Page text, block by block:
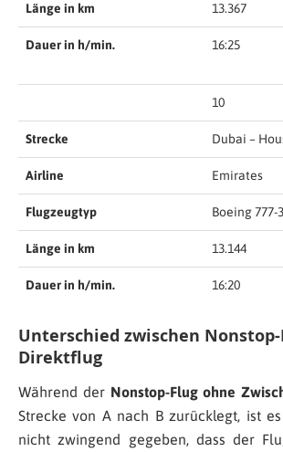
Länge in km 13.367
Dauer in h/min. 16:25
10
Strecke Dubai –
Airline Emirates
Flugzeugtyp Boeing 777-
Länge in km 13.144
Dauer in h/min. 16:20
Unterschied zwischen
Direktflug
Während der Nonstop-Flug ohne
Strecke von A nach B zurücklegt, ist
nicht zwingend gegeben, dass der